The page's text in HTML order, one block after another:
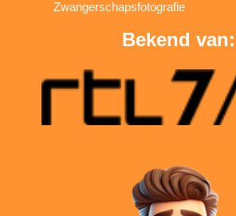
Zwangerschapsfotografie
Bekend van: